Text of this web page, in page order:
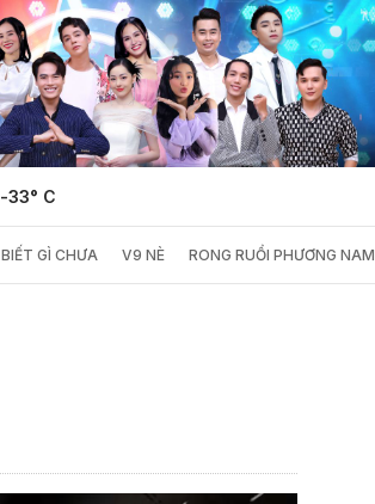
-33° C
BIẾT GÌ CHƯA V9 NÈ RONG RUỔI PHƯƠNG NAM